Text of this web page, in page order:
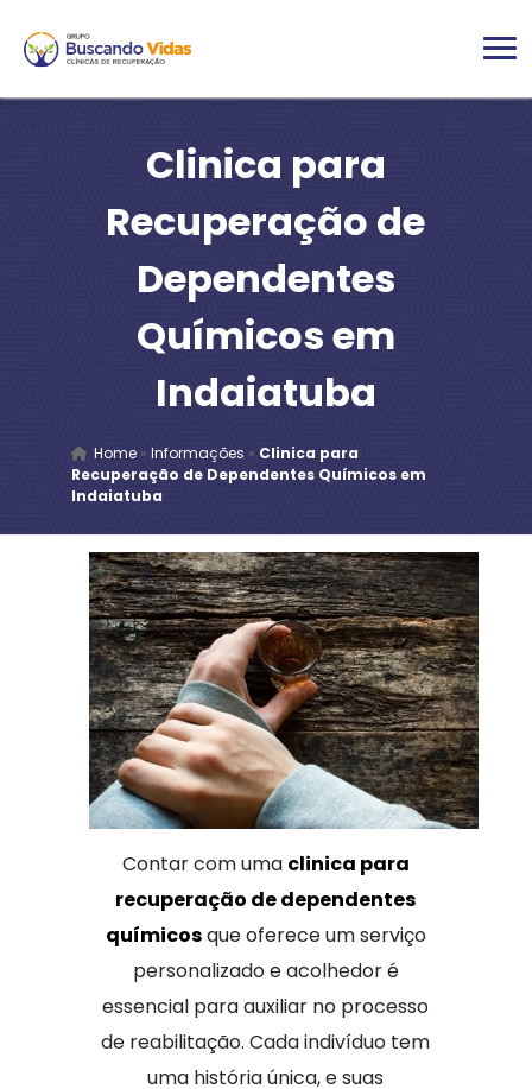
Clinica para
Recuperação de
Dependentes
Químicos em
Indaiatuba
Home» Informações » Clinica para
Recuperação de Dependentes Químicos em
Indaiatuba
Contar com uma clinica para
recuperação de dependentes
químicosque oferece um serviço
personalizado e acolhedor é
essencial para auxiliar no processo
de reabilitação. Cada indivíduo tem
uma história única, e suas